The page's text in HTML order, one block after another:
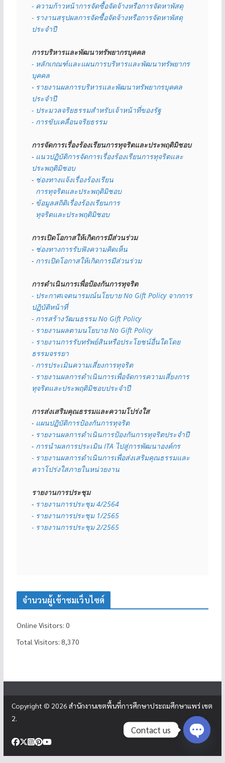
- ความก้าวหน้าการจัดซื้อจัดจ้างหรือการจัดหาพัสดุ
- รางานสรุปผลการจัดซื้อจัดจ้างหรือการจัดหาพัสดุ
ประจำปี
การบริหารและพัฒนาทรัพยากรบุคคล
- หลักเกณฑ์และแผนการบริหารและพัฒนาทรัพยากร
บุคคล
- รายงานผลการบริหารและพัฒนาทรัพยากรบุคคล
ประจำปี
- ประมวลจริยธรรมสำหรับเจ้าหน้าที่ของรัฐ
- การขับเคลื่อนจริยธรรม
การจัดการเรื่องร้องเรียนการทุจริตและประพฤติมิชอบ
- แนวปฏิบัติการจัดการเรื่องร้องเรียนการทุจริตและ
ประพฤติมิชอบ
- ช่องทางแจ้งเรื่องร้องเรียน
  การทุจริตและประพฤติมิชอบ
- ข้อมูลสถิติเรื่องร้องเรียนการ
  ทุจริตและประพฤติมิชอบ
การเปิดโอกาสให้เกิดการมีส่วนร่วม
- ช่องทางการรับฟังความคิดเห็น
- การเปิดโอกาสให้เกิดการมีส่วนร่วม
การดำเนินการเพื่อป้องกันการทุจริต
- ประกาศเจตนารมณ์นโยบาย No Gift Policy จากการ
ปฏิบัติหน้าที่
- การสร้างวัฒนธรรม No Gift Policy
- รายงานผลตามนโยบาย No Gift Policy
- รายงานการรับทรัพย์สินหรือประโยชน์อื่นใดโดย
ธรรมจรรยา
- การประเมินความเสี่ยงการทุจริต
- รายงานผลการดำเนินการเพื่อจัดการความเสี่ยงการ
ทุจริตและประพฤติมิชอบประจำปี
การส่งเสริมคุณธรรมและความโปร่งใส
- แผนปฏิบัติการป้องกันการทุจริต
- รายงานผลการดำเนินการป้องกันการทุจริตประจำปี
- การนำผลการประเมิน ITA ไปสู่การพัฒนาองค์กร
- รายงานผลการดำเนินการเพื่อส่งเสริมคุณธรรมและ
ควาโปร่งใสภายในหน่วยงาน
รายงานการประชุม
- รายงานการประชุม 4/2564
- รายงานการประชุม 1/2565
- รายงานการประชุม 2/2565
จำนวนผู้เข้าชมเว็บไซต์
Online Visitors: 0
Total Visitors: 8,370
Copyright © 2026 สำนักงานเขตพื้นที่การศึกษาประถมศึกษาแพร่ เขต
2.
Contact us